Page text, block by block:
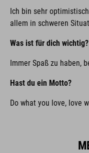
Ich bin sehr
allem in schweren
Was ist für dich wichtig?
Immer Spaß zu haben,
Hast du ein Motto?
Do what you love, love